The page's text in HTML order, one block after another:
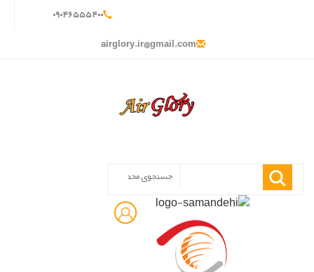
۰۹۰۴۶۵۵۵۴۰۰
airglory.ir@gmail.com